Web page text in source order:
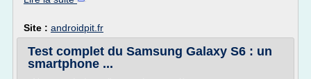
Site : androidpit.fr
Test complet du Samsung Galaxy S6 : un
smartphone ...